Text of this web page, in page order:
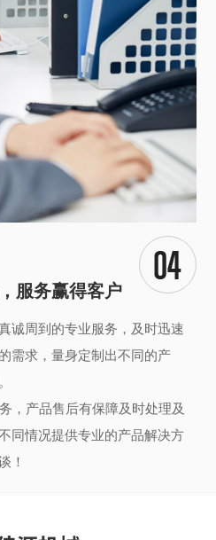
服务赢得客户
周到的专业服务，及时迅速
需求，量身定制出不同的产
产品售后有保障及时处理及
同情况提供专业的产品解决方
！